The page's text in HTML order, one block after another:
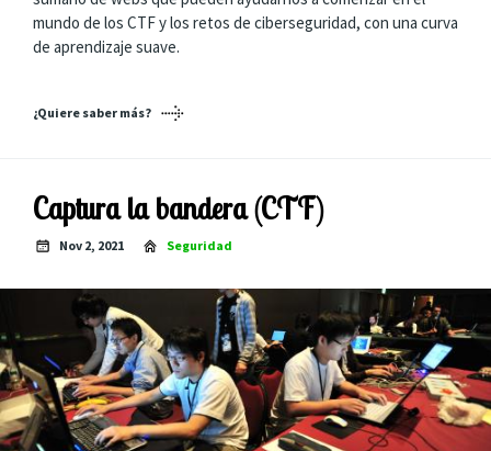
mundo de los CTF y los retos de ciberseguridad, con una curva
de aprendizaje suave.
¿Quiere saber más?
Captura la bandera (CTF)
Nov 2, 2021 Seguridad